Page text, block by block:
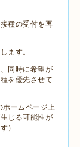
種の受付を再
ます。
同時に希望が
を優先させて
ホームページ上
じる可能性が
）